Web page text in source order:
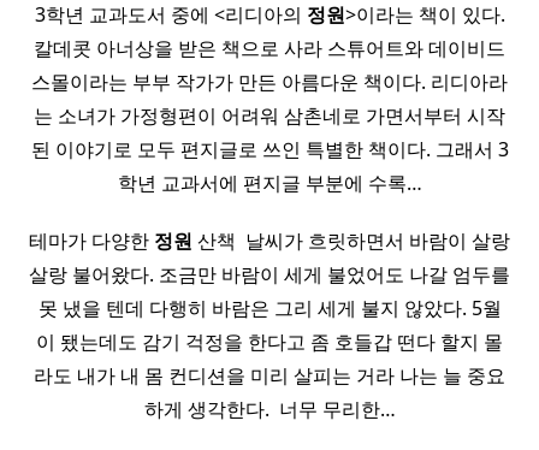
3학년 교과도서 중에 <리디아의 정원>이라는 책이 있다.
칼데콧 아너상을 받은 책으로 사라 스튜어트와 데이비드
스몰이라는 부부 작가가 만든 아름다운 책이다. 리디아라
는 소녀가 가정형편이 어려워 삼촌네로 가면서부터 시작
된 이야기로 모두 편지글로 쓰인 특별한 책이다. 그래서 3
학년 교과서에 편지글 부분에 수록…
테마가 다양한 정원 산책 ​ 날씨가 흐릿하면서 바람이 살랑
살랑 불어왔다. 조금만 바람이 세게 불었어도 나갈 엄두를
못 냈을 텐데 다행히 바람은 그리 세게 불지 않았다. 5월
이 됐는데도 감기 걱정을 한다고 좀 호들갑 떤다 할지 몰
라도 내가 내 몸 컨디션을 미리 살피는 거라 나는 늘 중요
하게 생각한다. ​ 너무 무리한…